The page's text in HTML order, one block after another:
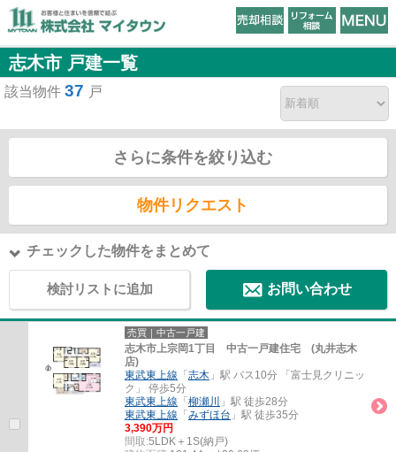
志木市 戸建一覧
該当物件 37 戸
さらに条件を絞り込む
物件リクエスト
チェックした物件をまとめて
検討リストに追加 お問い合わせ
売買｜中古一戸建
志木市上宗岡1丁目 中古一戸建住宅 (丸井志木
店)
東武東上線 「 志木 」駅 バス10分 「富士見クリニッ
ク」 停歩5分
東武東上線 「 柳瀬川
」駅 徒歩28分
東武東上線 「 みずほ台 」駅 徒歩35分
3,390万円
間取:5LDK＋1S(納戸)